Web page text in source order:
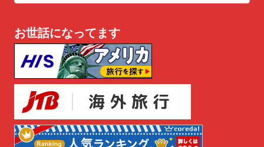
お世話になってます